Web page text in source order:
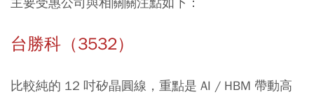
台勝科（3532）
比較純的 12 吋矽晶圓線，重點是 AI / HBM 帶動高